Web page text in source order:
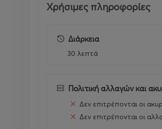
Χρήσιμες πληροφορίες
Διάρκεια
30 λεπτά
Πολιτική αλλαγών και
Δεν επιτρέπονται οι
Δεν επιτρέπονται οι